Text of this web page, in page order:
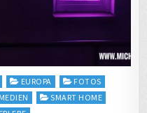
EUROPA
FOTOS
MEDIEN
SMART HOME